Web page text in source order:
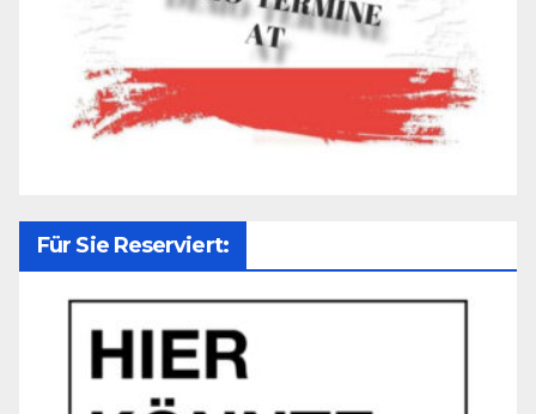
Für Sie Reserviert: